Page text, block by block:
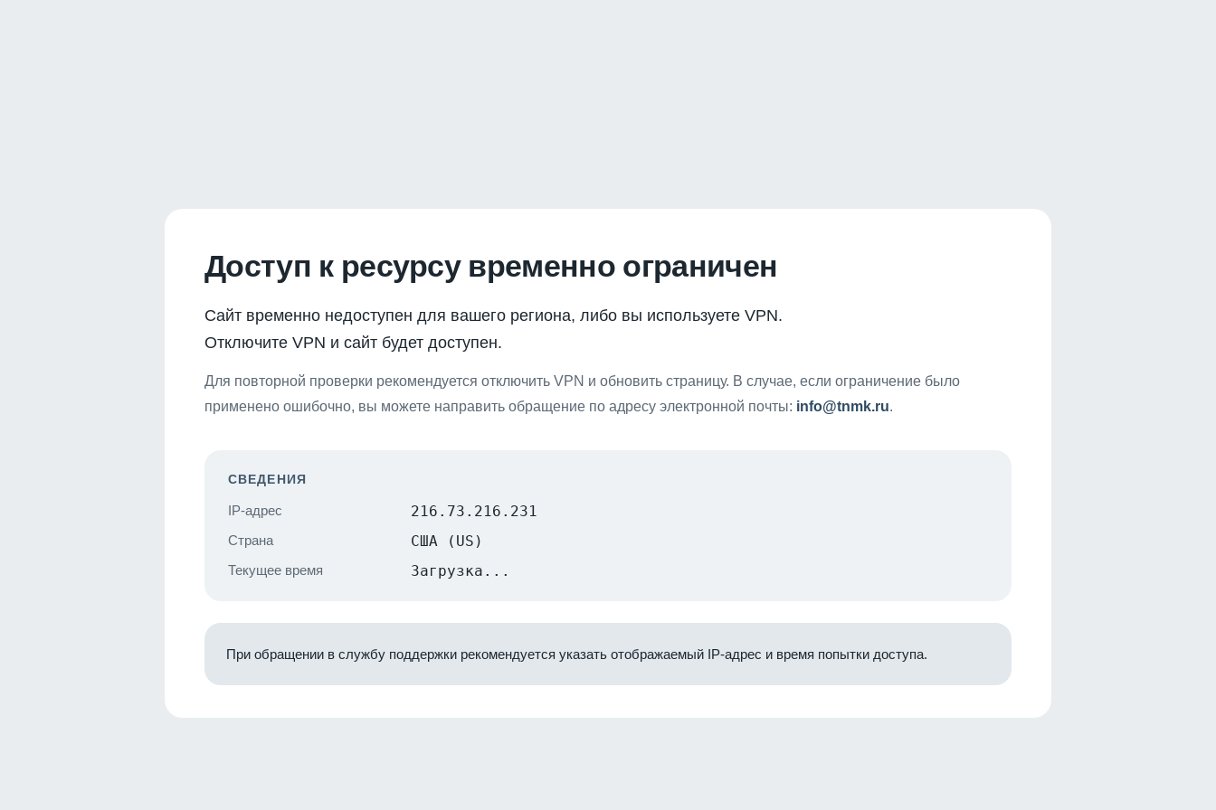
Доступ к ресурсу временно ограничен
Сайт временно недоступен для вашего региона, либо вы используете VPN.
Отключите VPN и сайт будет доступен.
Для повторной проверки рекомендуется отключить VPN и обновить страницу. В случае, если ограничение было
применено ошибочно, вы можете направить обращение по адресу электронной почты: info@tnmk.ru.
СВЕДЕНИЯ
IP-адрес 216.73.216.231
Страна США (US)
Текущее время Загрузка...
При обращении в службу поддержки рекомендуется указать отображаемый IP-адрес и время попытки доступа.